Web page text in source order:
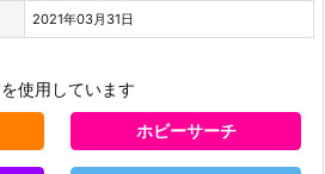
2021年03月31日
使用しています
ホビーサーチ